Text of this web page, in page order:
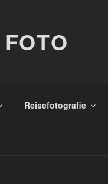
Reisefotografie